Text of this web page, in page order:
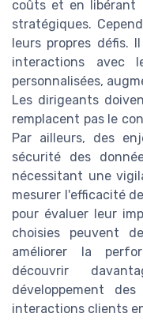
coûts et en libérant
stratégiques.
leurs propres défis.
interactions avec
personnalisées,
Les dirigeants
remplacent pas le
Par ailleurs, des
sécurité des
nécessitant une
mesurer l'efficacité
pour évaluer leur
choisies peuvent
améliorer la
découvrir
développement
interactions clients